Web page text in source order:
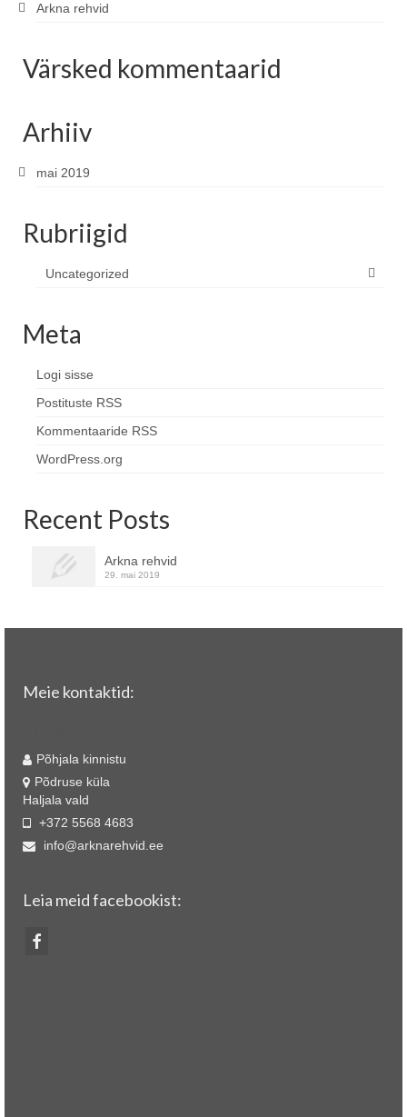
Arkna rehvid
Värsked kommentaarid
Arhiiv
mai 2019
Rubriigid
Uncategorized
Meta
Logi sisse
Postituste RSS
Kommentaaride RSS
WordPress.org
Recent Posts
Arkna rehvid
29. mai 2019
Meie kontaktid:
Põhjala kinnistu
Põdruse küla
Haljala vald
+372 5568 4683
info@arknarehvid.ee
Leia meid facebookist: